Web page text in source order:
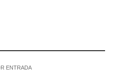
ENTRADA